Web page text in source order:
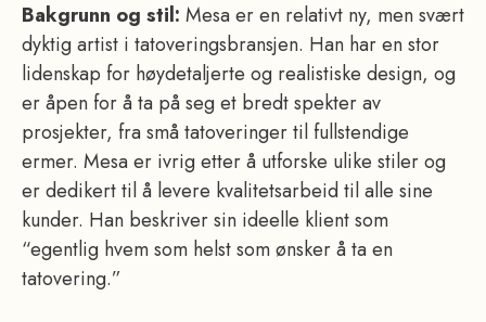
Bakgrunn og stil: Mesa er en relativt ny, men svært
dyktig artist i tatoveringsbransjen. Han har en stor
lidenskap for høydetaljerte og realistiske design, og
er åpen for å ta på seg et bredt spekter av
prosjekter, fra små tatoveringer til fullstendige
ermer. Mesa er ivrig etter å utforske ulike stiler og
er dedikert til å levere kvalitetsarbeid til alle sine
kunder. Han beskriver sin ideelle klient som
“egentlig hvem som helst som ønsker å ta en
tatovering.”